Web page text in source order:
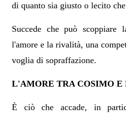
di quanto sia giusto o lecito che
Succede che può scoppiare
l'amore e la rivalità, una
voglia di sopraffazione.
L'AMORE TRA COSIMO E
È ciò che accade, in